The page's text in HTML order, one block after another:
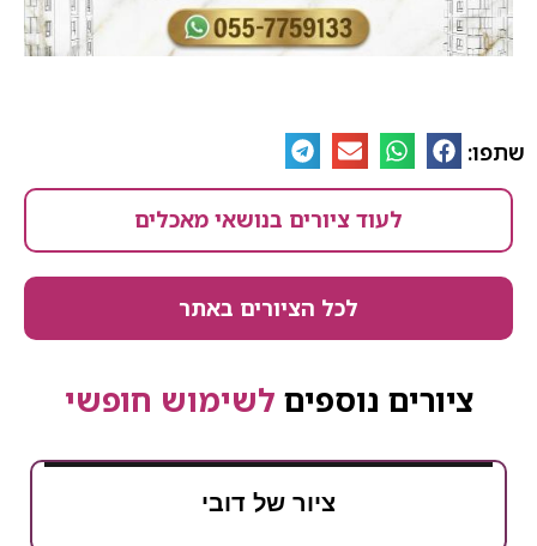
שתפו:
לעוד ציורים בנושאי מאכלים
לכל הציורים באתר
ציורים נוספים לשימוש חופשי
ציור של דובי